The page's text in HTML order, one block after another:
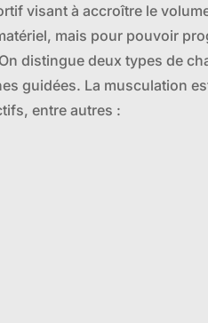
visant à accroître le
mais pour pouvoir
distingue deux types de
guidées. La musculation
entre autres :